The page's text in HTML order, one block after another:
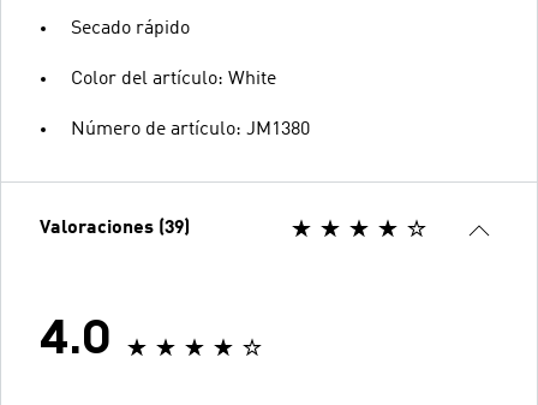
Secado rápido
Color del artículo: White
Número de artículo: JM1380
Valoraciones (39)
4.0